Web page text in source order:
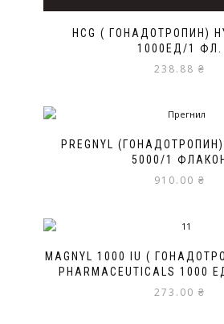
HCG ( ГОНАДОТРОПИН)
1000ЕД/1 ФЛ.
238.88 ₴
PREGNYL (ГОНАДОТРОПИН)
5000/1 ФЛАКОН
910.00 ₴
MAGNYL 1000 IU (
PHARMACEUTICALS 1000
273.00 ₴